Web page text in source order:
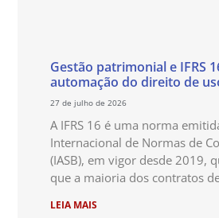
Gestão patrimonial e IFRS
automação do direito de
27 de julho de 2026
A IFRS 16 é uma norma
Internacional de Normas de
(IASB), em vigor desde 2019,
que a maioria dos contratos
LEIA MAIS